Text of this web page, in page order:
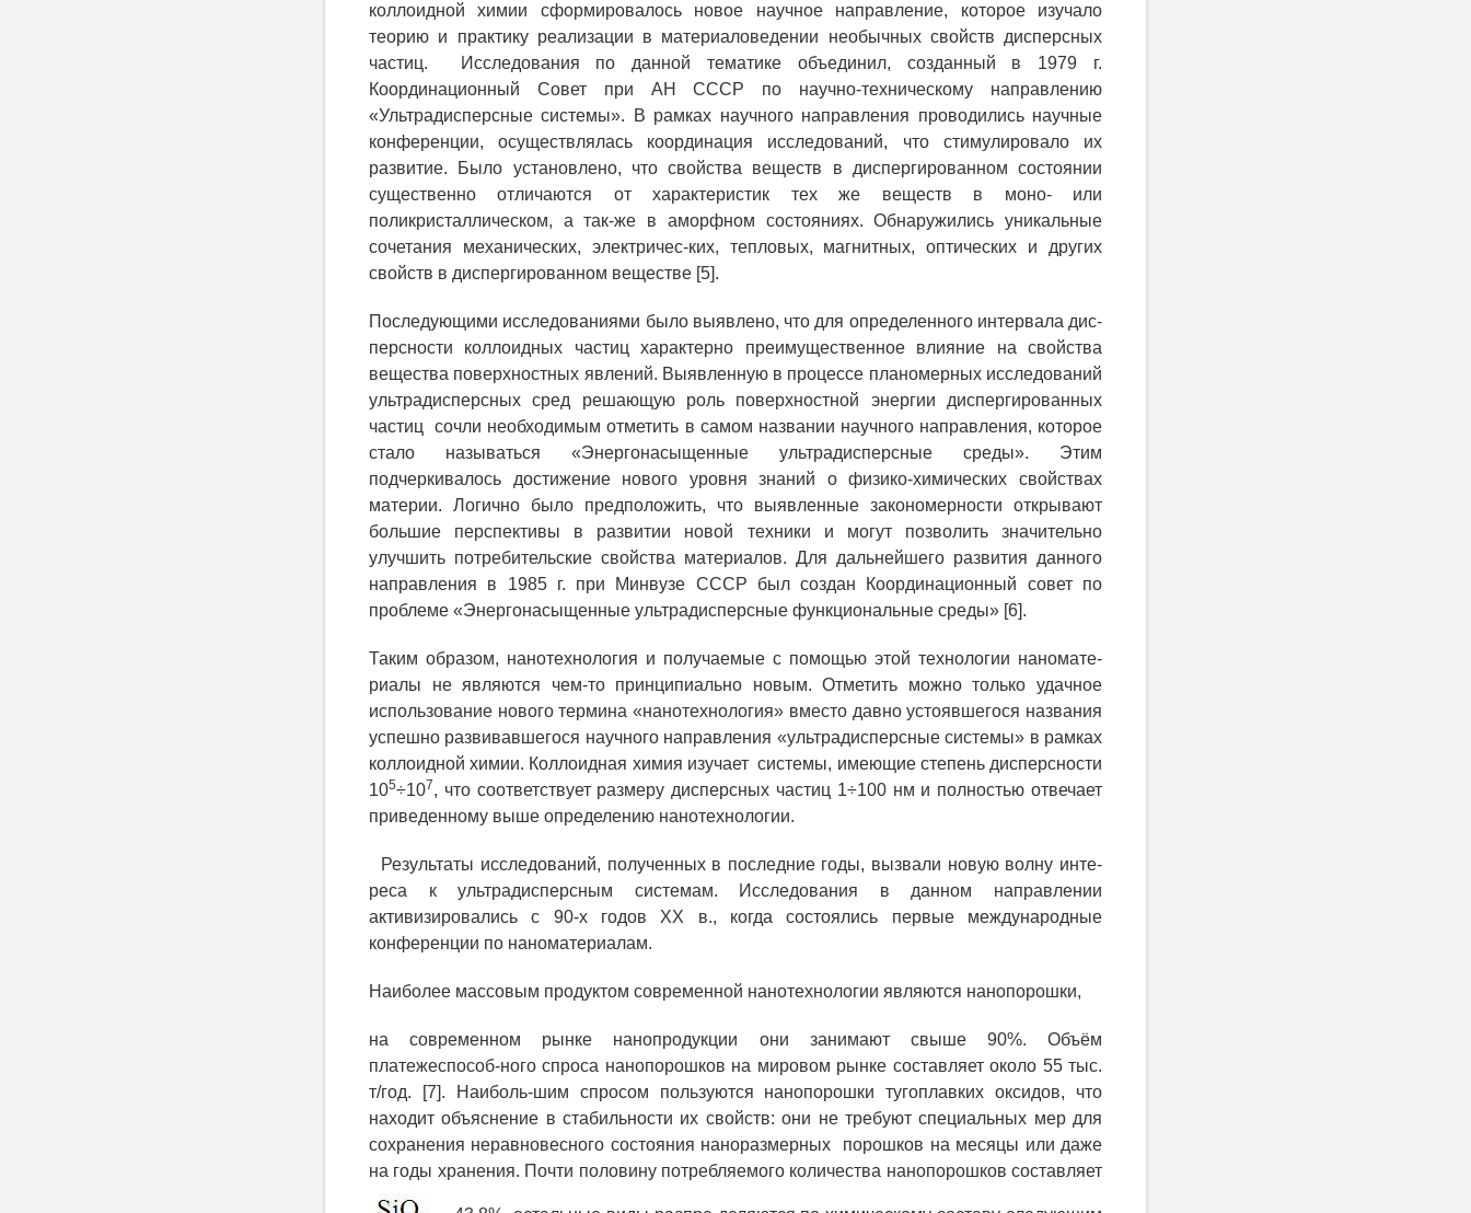
коллоидной химии сформировалось новое научное направление, которое изучало
теорию и практику реализации в материаловедении необычных свойств дисперсных
частиц. Исследования по данной тематике объединил, созданный в 1979 г.
Координационный Совет при АН СССР по научно-техническому направлению
«Ультрадисперсные системы». В рамках научного направления проводились научные
конференции, осуществлялась координация исследований, что стимулировало их
развитие. Было установлено, что свойства веществ в диспергированном состоянии
существенно отличаются от характеристик тех же веществ в моно- или
поликристаллическом, а так-же в аморфном состояниях. Обнаружились уникальные
сочетания механических, электричес-ких, тепловых, магнитных, оптических и других
свойств в диспергированном веществе [5].
Последующими исследованиями было выявлено, что для определенного интервала дис-
персности коллоидных частиц характерно преимущественное влияние на свойства
вещества поверхностных явлений. Выявленную в процессе планомерных исследований
ультрадисперсных сред решающую роль поверхностной энергии диспергированных
частиц сочли необходимым отметить в самом названии научного направления, которое
стало называться «Энергонасыщенные ультрадисперсные среды». Этим
подчеркивалось достижение нового уровня знаний о физико-химических свойствах
материи. Логично было предположить, что выявленные закономерности открывают
большие перспективы в развитии новой техники и могут позволить значительно
улучшить потребительские свойства материалов. Для дальнейшего развития данного
направления в 1985 г. при Минвузе CCCP был создан Координационный совет по
проблеме «Энергонасыщенные ультрадисперсные функциональные среды» [6].
Таким образом, нанотехнология и получаемые с помощью этой технологии наномате-
риалы не являются чем-то принципиально новым. Отметить можно только удачное
использование нового термина «нанотехнология» вместо давно устоявшегося названия
успешно развивавшегося научного направления «ультрадисперсные системы» в рамках
коллоидной химии. Коллоидная химия изучает системы, имеющие степень дисперсности
105÷107, что соответствует размеру дисперсных частиц 1÷100 нм и полностью отвечает
приведенному выше определению нанотехнологии.
Результаты исследований, полученных в последние годы, вызвали новую волну инте-
реса к ультрадисперсным системам. Исследования в данном направлении
активизировались с 90-х годов ХХ в., когда состоялись первые международные
конференции по наноматериалам.
Наиболее массовым продуктом современной нанотехнологии являются нанопорошки,
на современном рынке нанопродукции они занимают свыше 90%. Объём
платежеспособ-ного спроса нанопорошков на мировом рынке составляет около 55 тыс.
т/год. [7]. Наиболь-шим спросом пользуются нанопорошки тугоплавких оксидов, что
находит объяснение в стабильности их свойств: они не требуют специальных мер для
сохранения неравновесного состояния наноразмерных порошков на месяцы или даже
на годы хранения. Почти половину потребляемого количества нанопорошков составляет